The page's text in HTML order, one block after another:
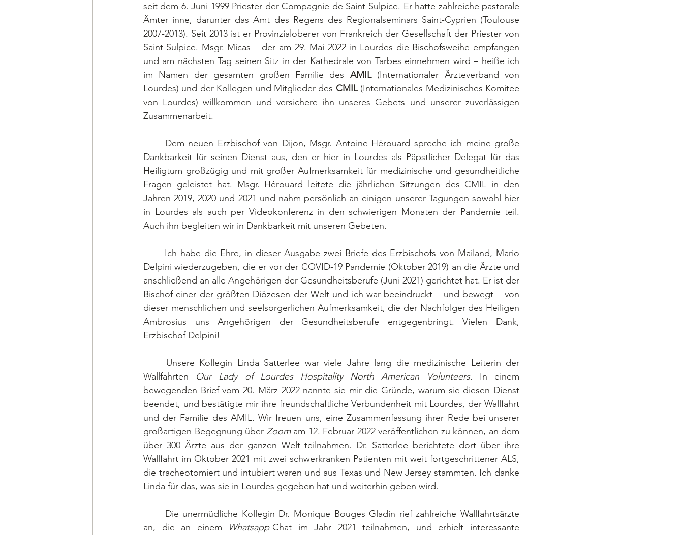
seit dem 6. Juni 1999 Priester der Compagnie de Saint-Sulpice. Er hatte zahlreiche pastorale
Ämter inne, darunter das Amt des Regens des Regionalseminars Saint-Cyprien (Toulouse
2007-2013). Seit 2013 ist er Provinzialoberer von Frankreich der Gesellschaft der Priester von
Saint-Sulpice. Msgr. Micas – der am 29. Mai 2022 in Lourdes die Bischofsweihe empfangen
und am nächsten Tag seinen Sitz in der Kathedrale von Tarbes einnehmen wird – heiße ich
im Namen der gesamten großen Familie des AMIL (Internationaler Ärzteverband von
Lourdes) und der Kollegen und Mitglieder des CMIL (Internationales Medizinisches Komitee
von Lourdes) willkommen und versichere ihn unseres Gebets und unserer zuverlässigen
Zusammenarbeit.
Dankbarkeit für seinen Dienst aus, den er hier in Lourdes als Päpstlicher Delegat für das
Heiligtum großzügig und mit großer Aufmerksamkeit für medizinische und gesundheitliche
Fragen geleistet hat. Msgr. Hérouard leitete die jährlichen Sitzungen des CMIL in den
Jahren 2019, 2020 und 2021 und nahm persönlich an einigen unserer Tagungen sowohl hier
in Lourdes als auch per Videokonferenz in den schwierigen Monaten der Pandemie teil.
Auch ihn begleiten wir in Dankbarkeit mit unseren Gebeten.
Delpini wiederzugeben, die er vor der COVID-19 Pandemie (Oktober 2019) an die Ärzte und
anschließend an alle Angehörigen der Gesundheitsberufe (Juni 2021) gerichtet hat. Er ist der
Bischof einer der größten Diözesen der Welt und ich war beeindruckt – und bewegt – von
dieser menschlichen und seelsorgerlichen Aufmerksamkeit, die der Nachfolger des Heiligen
Ambrosius uns Angehörigen der Gesundheitsberufe entgegenbringt. Vielen Dank,
Erzbischof Delpini!
Wallfahrten Our Lady of Lourdes Hospitality North American Volunteers. In einem
bewegenden Brief vom 20. März 2022 nannte sie mir die Gründe, warum sie diesen Dienst
beendet, und bestätigte mir ihre freundschaftliche Verbundenheit mit Lourdes, der Wallfahrt
und der Familie des AMIL. Wir freuen uns, eine Zusammenfassung ihrer Rede bei unserer
großartigen Begegnung über Zoom am 12. Februar 2022 veröffentlichen zu können, an dem
über 300 Ärzte aus der ganzen Welt teilnahmen. Dr. Satterlee berichtete dort über ihre
Wallfahrt im Oktober 2021 mit zwei schwerkranken Patienten mit weit fortgeschrittener ALS,
die tracheotomiert und intubiert waren und aus Texas und New Jersey stammten. Ich danke
Linda für das, was sie in Lourdes gegeben hat und weiterhin geben wird.
an, die an einem
Whatsapp-Chat im Jahr 2021 teilnahmen, und erhielt interessante